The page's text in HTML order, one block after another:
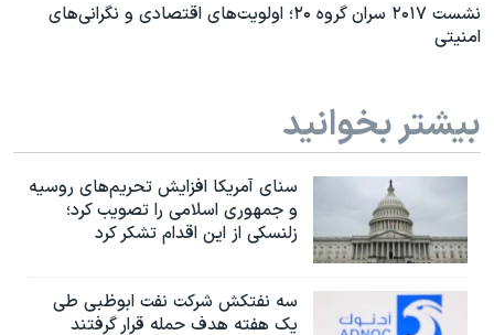
نشست ۲۰۱۷ سران گروه ۲۰؛ اولویت‌های اقتصادی و نگرانی‌های
امنیتی
بیشتر بخوانید
سنای آمریکا افزایش تحریم‌های روسیه
و جمهوری اسلامی را تصویب کرد؛
زلنسکی از این اقدام تشکر کرد
سه نفتکش شرکت نفت ابوظبی طی
یک هفته هدف حمله قرار گرفتند